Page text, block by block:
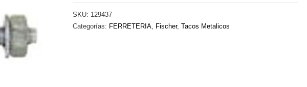
95
SKU: 129437
Categorías: FERRETERIA, Fischer, Tacos Metalicos